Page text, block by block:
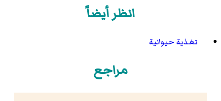
انظر أيضاً
تغذية حيوانية
مراجع